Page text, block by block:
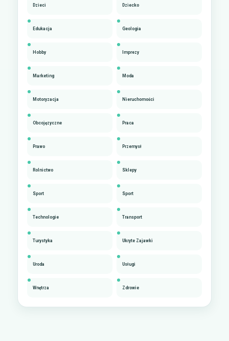
Dzieci Dziecko
Edukacja Geologia
Hobby Imprezy
Marketing Moda
Motoryzacja Nieruchomości
Obcojęzyczne Praca
Prawo Przemysł
Rolnictwo Sklepy
Sport Sport
Technologie Transport
Turystyka Ukryte Zajawki
Uroda Usługi
Wnętrza Zdrowie